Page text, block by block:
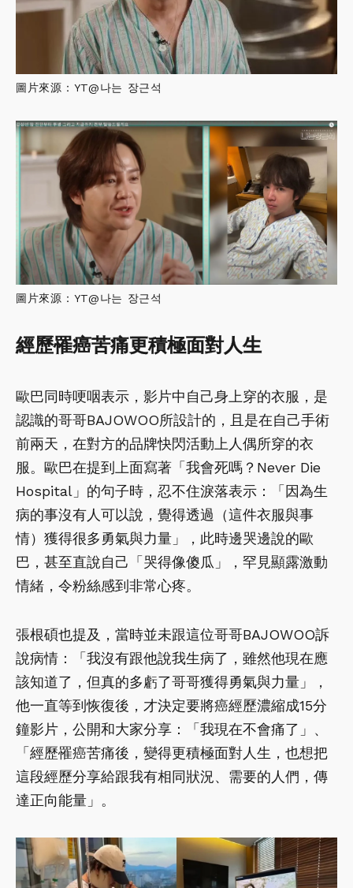
圖片來源：YT@나는 장근석
圖片來源：YT@나는 장근석
經歷罹癌苦痛更積極面對人生
歐巴同時哽咽表示，影片中自己身上穿的衣服，是
認識的哥哥BAJOWOO所設計的，且是在自己手術
前兩天，在對方的品牌快閃活動上人偶所穿的衣
服。歐巴在提到上面寫著「我會死嗎？Never Die
Hospital」的句子時，忍不住淚落表示：「因為生
病的事沒有人可以說，覺得透過（這件衣服與事
情）獲得很多勇氣與力量」，此時邊哭邊說的歐
巴，甚至直說自己「哭得像傻瓜」，罕見顯露激動
情緒，令粉絲感到非常心疼。
張根碩也提及，當時並未跟這位哥哥BAJOWOO訴
說病情：「我沒有跟他說我生病了，雖然他現在應
該知道了，但真的多虧了哥哥獲得勇氣與力量」，
他一直等到恢復後，才決定要將癌經歷濃縮成15分
鐘影片，公開和大家分享：「我現在不會痛了」、
「經歷罹癌苦痛後，變得更積極面對人生，也想把
這段經歷分享給跟我有相同狀況、需要的人們，傳
達正向能量」。